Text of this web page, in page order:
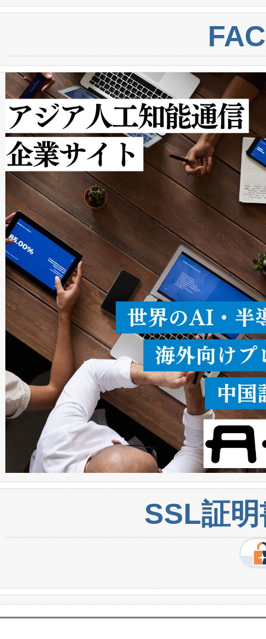
centers. Voltaiqは、ai&のAI
からシステム統合、試運転、
クルの各段階のデータを監視
[…]
ートル先まで検出でき、これ
トに対して約600メートルに
では、反射率10％のターゲッ
で向上し、最大検知距離は
ットだけで最大1キロメート
ルの変電所周囲を監視でき、
作業と点群処理を簡素化でき
Avia 2は、2種類のFOVオプシ
× 80°のノーマルモード、長
ードを切り替えて使用するこ
ることなく、単一のデバイス
うにします。遠距離まで届く
密度なスキャ […]
SSL証